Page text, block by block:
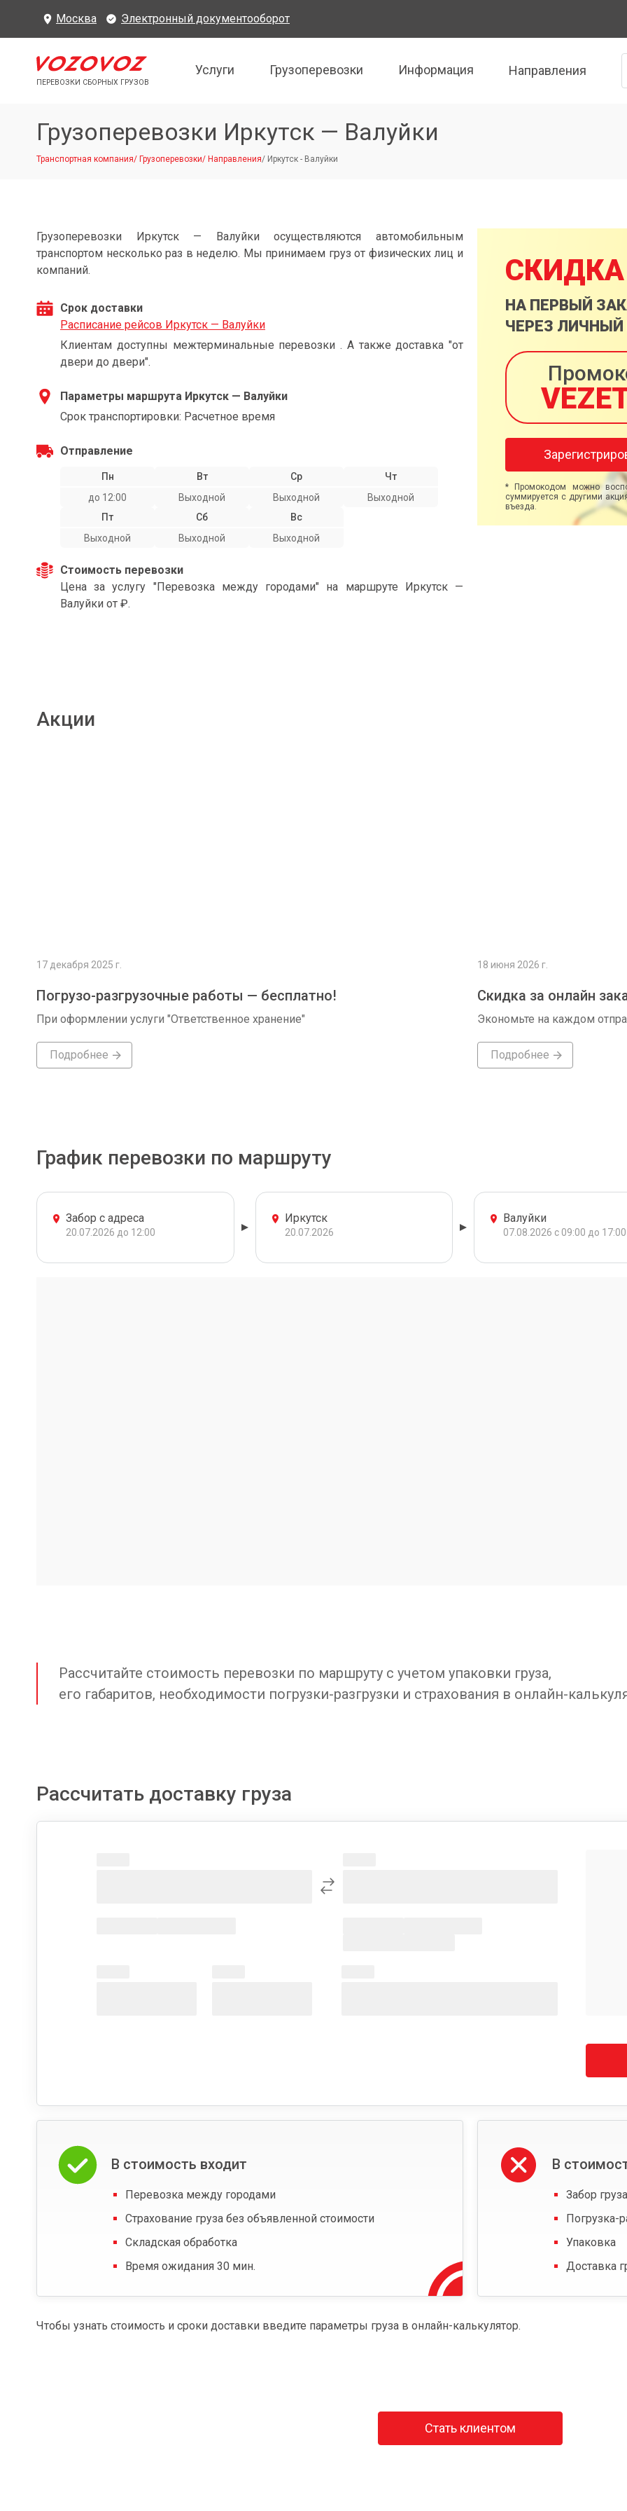
Москва Электронный документооборот
ПЕРЕВОЗКИ СБОРНЫХ ГРУЗОВ
Услуги Грузоперевозки Информация Направления
Грузоперевозки Иркутск — Валуйки
Транспортная компания/ Грузоперевозки/ Направления/ Иркутск - Валуйки
Грузоперевозки Иркутск — Валуйки осуществляются автомобильным
транспортом несколько раз в неделю. Мы принимаем груз от физических лиц и
компаний.
Срок доставки
Расписание рейсов Иркутск — Валуйки
Клиентам доступны межтерминальные перевозки . А также доставка "от
двери до двери".
Параметры маршрута Иркутск — Валуйки
Срок транспортировки: Расчетное время
Отправление
Пн
до 12:00
Вт
Выходной
Ср
Выходной
Чт
Выходной
Пт
Выходной
Сб
Выходной
Вс
Выходной
Стоимость перевозки
Цена за услугу "Перевозка между городами" на маршруте Иркутск —
Валуйки от ₽.
СКИДКА
НА ПЕРВЫЙ
ЧЕРЕЗ ЛИЧНЫЙ
* Промокодом можно
суммируется с другими
въезда.
Акции
17 декабря 2025 г.
Погрузо-разгрузочные работы — бесплатно!
При оформлении услуги "Ответственное хранение"
Подробнее
18 июня 2026 г.
Скидка за онлайн
Экономьте на каждом
Подробнее
График перевозки по маршруту
Забор с адреса
20.07.2026 до 12:00
Иркутск
20.07.2026
Валуйки
07.08.2026 с 09:00 до 17:00
Рассчитайте стоимость перевозки по маршруту с учетом упаковки груза,
его габаритов, необходимости погрузки-разгрузки и страхования в онлайн-
Рассчитать доставку груза
В стоимость входит
Перевозка между городами
Страхование груза без объявленной стоимости
Складская обработка
Время ожидания 30 мин.
В
Забор
Погрузка-
Упаковка
Доставка
Чтобы узнать стоимость и сроки доставки введите параметры груза в онлайн-калькулятор.
Стать клиентом